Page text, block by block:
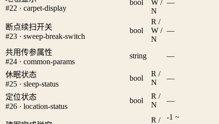
#22 · carpet-display
bool
W /
N
—
断点续扫开关
#23 · sweep-break-switch
bool
R /
W /
N
—
共用传参属性
#24 · common-params
string —
休眠状态
#25 · sleep-status
bool
R /
N
—
定位状态
#26 · location-status
bool
R /
N
—
R /
-1 ~